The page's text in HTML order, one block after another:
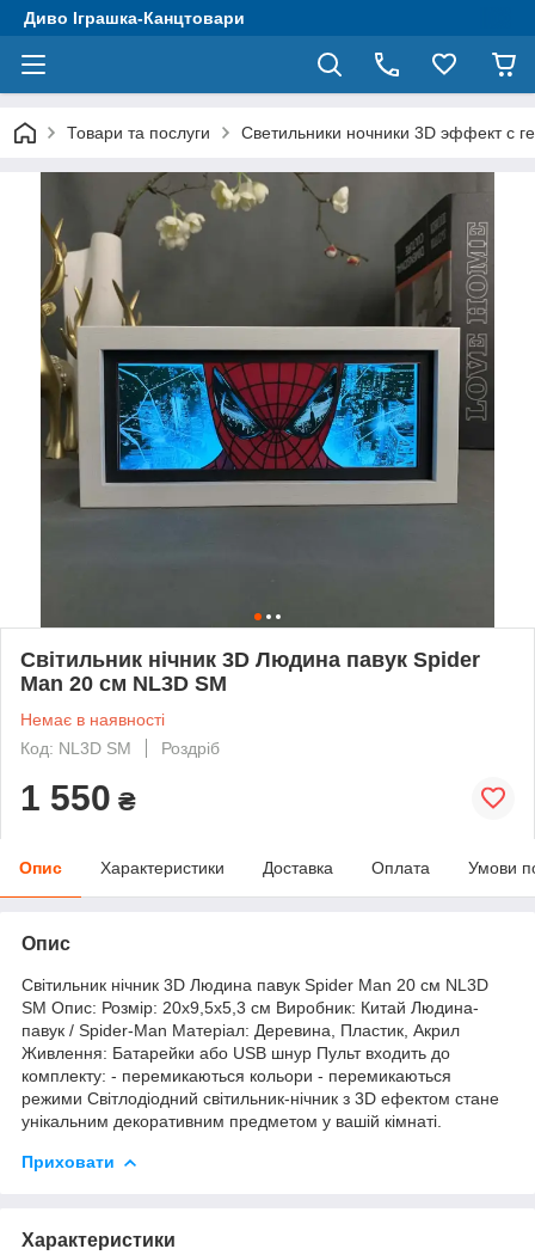
Диво Іграшка-Канцтовари
Товари та послуги Светильники ночники 3D эффект с
Світильник нічник 3D Людина павук Spider
Man 20 см NL3D SM
Немає в наявності
Код: NL3D SM
Роздріб
1 550 ₴
Опис Характеристики Доставка Оплата Умови
Опис
Світильник нічник 3D Людина павук Spider Man 20 см NL3D
SM Опис: Розмір: 20х9,5х5,3 см Виробник: Китай Людина-
павук / Spider-Man Матеріал: Деревина, Пластик, Акрил
Живлення: Батарейки або USB шнур Пульт входить до
комплекту: - перемикаються кольори - перемикаються
режими Світлодіодний світильник-нічник з 3D ефектом стане
унікальним декоративним предметом у вашій кімнаті.
Приховати
Характеристики